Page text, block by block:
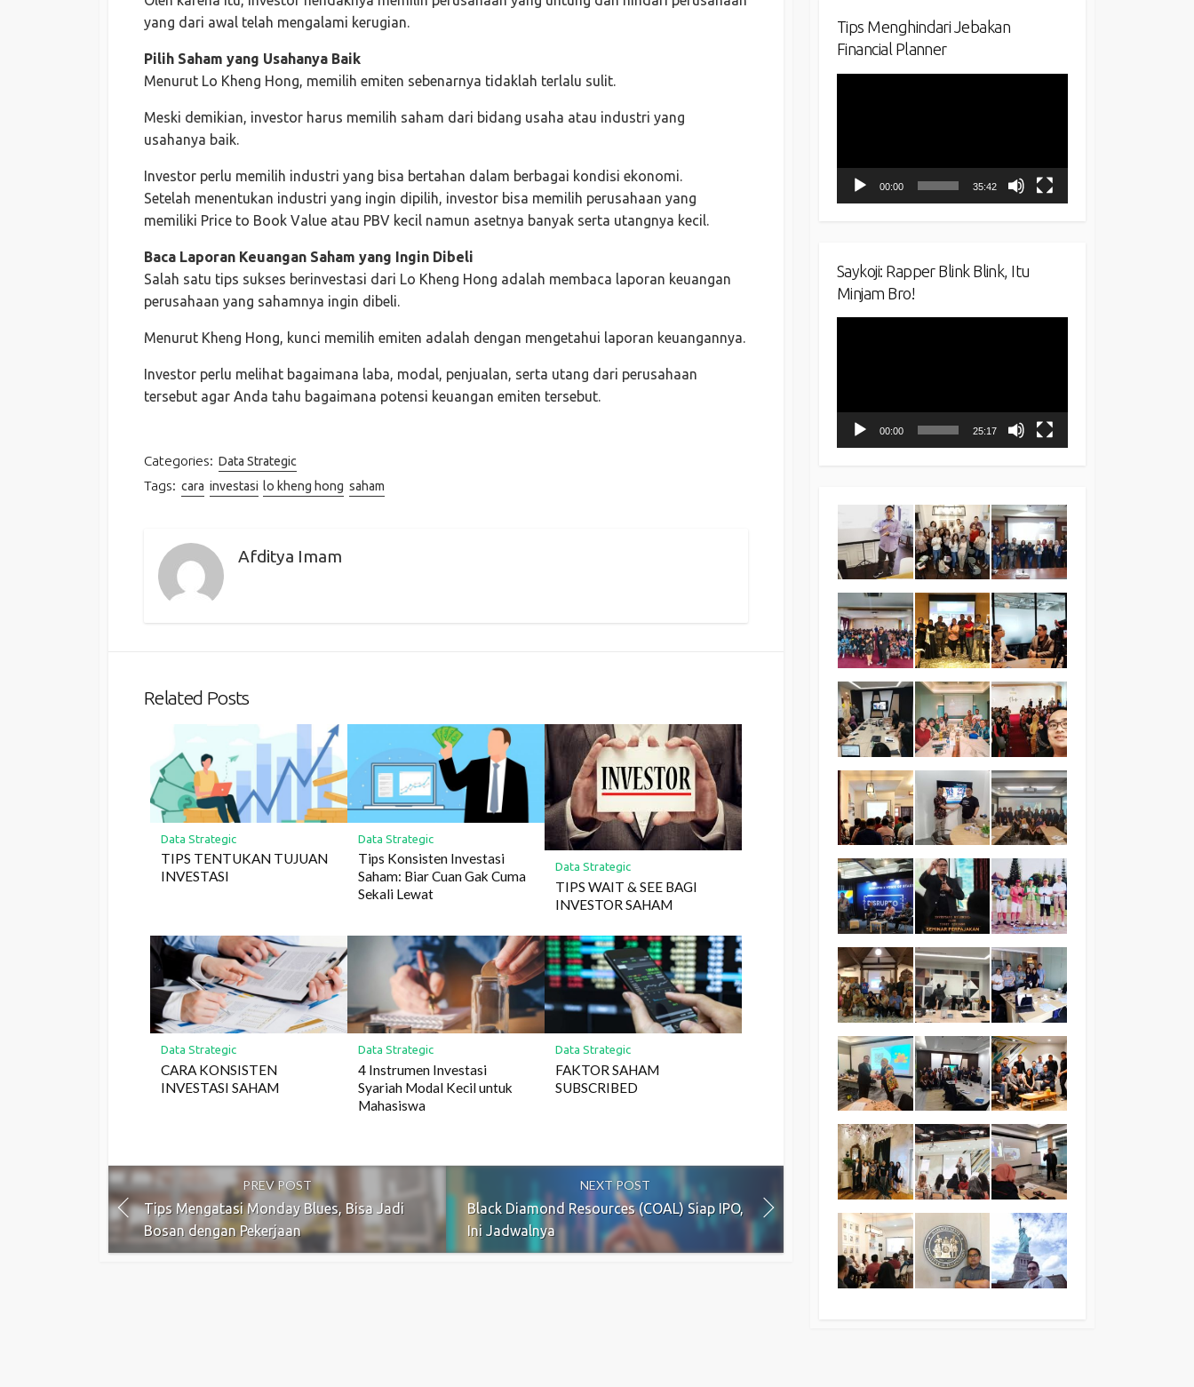
yang dari awal telah mengalami kerugian.
Pilih Saham yang Usahanya Baik
Menurut Lo Kheng Hong, memilih emiten sebenarnya tidaklah terlalu sulit.
Meski demikian, investor harus memilih saham dari bidang usaha atau industri yang
usahanya baik.
Investor perlu memilih industri yang bisa bertahan dalam berbagai kondisi ekonomi.
Setelah menentukan industri yang ingin dipilih, investor bisa memilih perusahaan yang
memiliki Price to Book Value atau PBV kecil namun asetnya banyak serta utangnya kecil.
Baca Laporan Keuangan Saham yang Ingin Dibeli
Salah satu tips sukses berinvestasi dari Lo Kheng Hong adalah membaca laporan keuangan
perusahaan yang sahamnya ingin dibeli.
Menurut Kheng Hong, kunci memilih emiten adalah dengan mengetahui laporan keuangannya.
Investor perlu melihat bagaimana laba, modal, penjualan, serta utang dari perusahaan
tersebut agar Anda tahu bagaimana potensi keuangan emiten tersebut.
Categories: Data Strategic
Tags: cara investasi lo kheng hong saham
Afditya Imam
Related Posts
Data Strategic
TIPS TENTUKAN TUJUAN
INVESTASI
Data Strategic
Tips Konsisten Investasi
Saham: Biar Cuan Gak Cuma
Sekali Lewat
Data Strategic
TIPS WAIT & SEE BAGI
INVESTOR SAHAM
Data Strategic
CARA KONSISTEN
INVESTASI SAHAM
Data Strategic
4 Instrumen Investasi
Syariah Modal Kecil untuk
Mahasiswa
Data Strategic
FAKTOR SAHAM
SUBSCRIBED
PREV POST
Tips Mengatasi Monday Blues, Bisa Jadi
Bosan dengan Pekerjaan
NEXT POST
Black Diamond Resources (COAL) Siap IPO,
Ini Jadwalnya
Tips Menghindari Jebakan
Financial Planner
00:00 35:42
Saykoji: Rapper Blink Blink, Itu
Minjam Bro!
00:00 25:17